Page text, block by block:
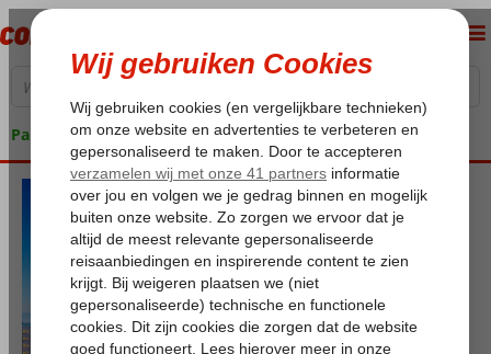
Pakketgarantie